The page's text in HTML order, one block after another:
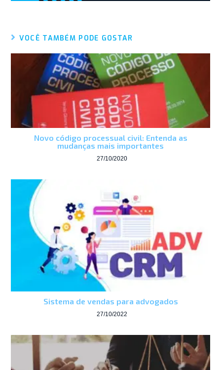
VOCÊ TAMBÉM PODE GOSTAR
Novo código processual civil: Entenda as
mudanças mais importantes
27/10/2020
Sistema de vendas para advogados
27/10/2022